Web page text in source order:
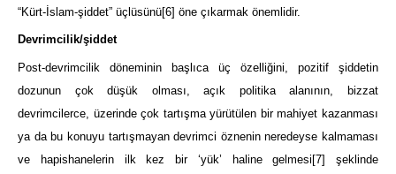
“Kürt-İslam-şiddet” üçlüsünü[6] öne çıkarmak önemlidir.
Devrimcilik/şiddet
Post-devrimcilik döneminin başlıca üç özelliğini, pozitif şiddetin
dozunun çok düşük olması, açık politika alanının, bizzat
devrimcilerce, üzerinde çok tartışma yürütülen bir mahiyet kazanması
ya da bu konuyu tartışmayan devrimci öznenin neredeyse kalmaması
ve hapishanelerin ilk kez bir ‘yük’ haline gelmesi [7]
şeklinde